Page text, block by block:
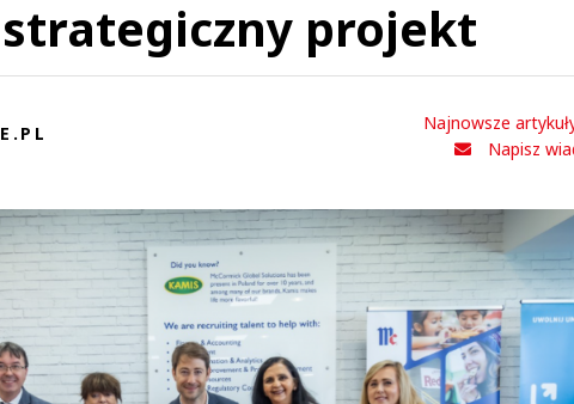
projekt
Najnowsze
Napisz